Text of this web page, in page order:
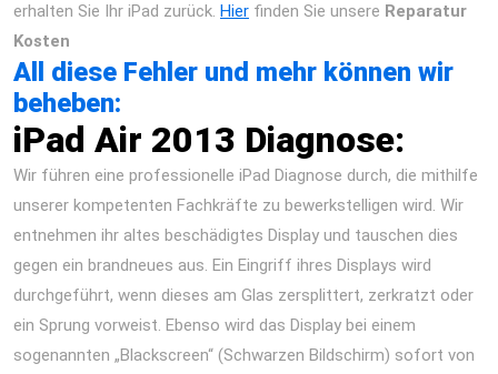
erhalten Sie Ihr iPad zurück. Hier finden Sie unsere Reparatur
Kosten
All diese Fehler und mehr können wir
beheben:
iPad Air 2013 Diagnose:
Wir führen eine professionelle iPad Diagnose durch, die mithilfe
unserer kompetenten Fachkräfte zu bewerkstelligen wird. Wir
entnehmen ihr altes beschädigtes Display und tauschen dies
gegen ein brandneues aus. Ein Eingriff ihres Displays wird
durchgeführt, wenn dieses am Glas zersplittert, zerkratzt oder
ein Sprung vorweist. Ebenso wird das Display bei einem
sogenannten „Blackscreen“ (Schwarzen Bildschirm) sofort von